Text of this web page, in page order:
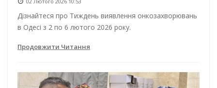
Дізнайтеся про Тиждень виявлення онкозахворювань
в Одесі з 2 по 6 лютого 2026 року.
Продовжити Читання